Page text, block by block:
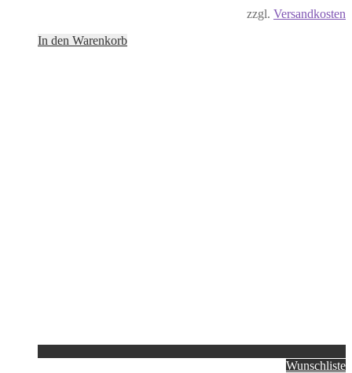
zzgl. Versandkosten
In den Warenkorb
Wunschliste